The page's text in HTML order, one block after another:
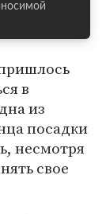
в
из
посадки
несмотря
свое